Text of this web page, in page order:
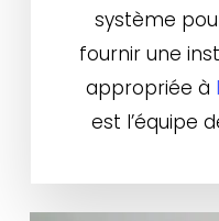
système
fournir une
appropriée à
est l’équipe